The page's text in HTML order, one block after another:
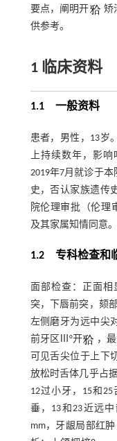
要点，阐明开
矫
供参考。
1 临床资料
1.1 一般资料
患者，男性，13岁
上持续数年，影响
2019年7月就诊于
史，否认家族遗传
院伦理审批（伦理
及其家属知情同意。
1.2 专科检查和
面部检查：正面
突，下唇前突，颏
左侧磨牙为远中尖
前牙区Ⅲ°开
，
可见舌尖位于上下
放松时舌体几乎占
12过小牙，15和
垂，13和23近远
mm，牙龈局部红